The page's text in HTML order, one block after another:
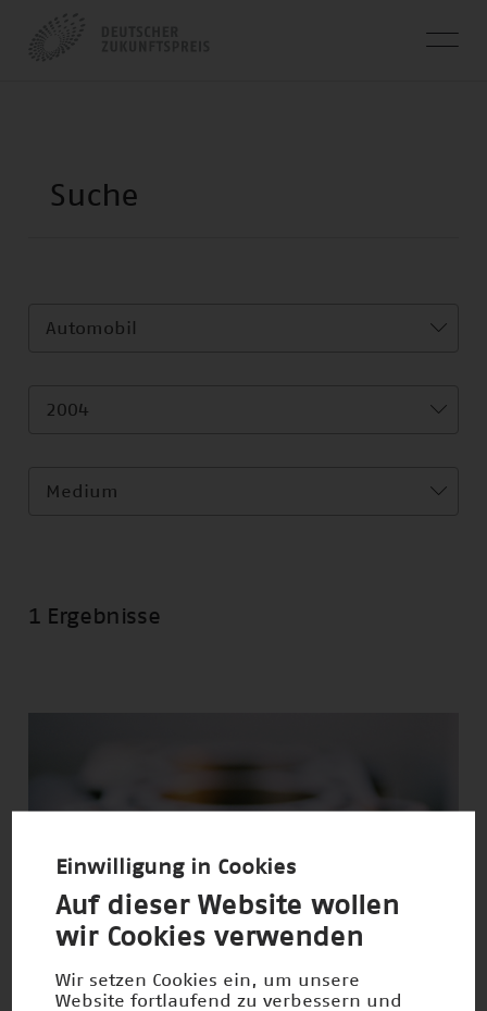
Automobil
2004
Medium
1 Ergebnisse
Einwilligung in Cookies
Auf dieser Website wollen
wir Cookies verwenden
Wir setzen Cookies ein, um unsere
Website fortlaufend zu verbessern und